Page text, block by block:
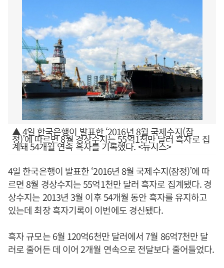
▲ 4일 한국은행이 발표한 ‘2016년 8월 국제수지(잠
정)’에 따르면 8월 경상수지는 55억1천만 달러 흑자로 집
계돼 54개월 연속 흑자를 기록했다. <뉴시스>
4일 한국은행이 발표한 ‘2016년 8월 국제수지(잠정)’에 따
르면 8월 경상수지는 55억1천만 달러 흑자로 집계됐다. 경
상수지는 2013년 3월 이후 54개월 동안 흑자를 유지하고
있는데 최장 흑자기록이 이번에도 경신됐다.
흑자 규모는 6월 120억6천만 달러에서 7월 86억7천만 달
러로 줄어든 데 이어 2개월 연속으로 전달보다 줄어들었다.